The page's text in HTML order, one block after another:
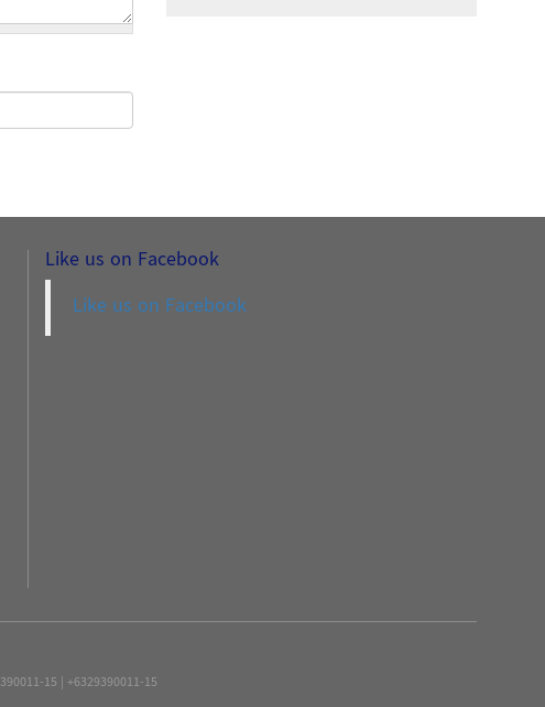
Like us on Facebook
Like us on Facebook
15 | +6329390011-15